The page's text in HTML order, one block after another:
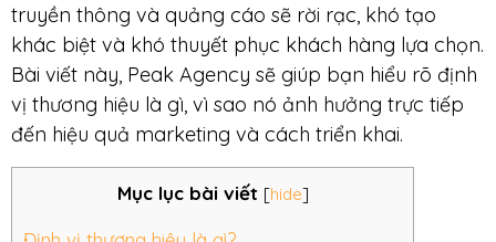
truyền thông và quảng cáo sẽ rời rạc, khó tạo
khác biệt và khó thuyết phục khách hàng lựa chọn.
Bài viết này, Peak Agency sẽ giúp bạn hiểu rõ định
vị thương hiệu là gì, vì sao nó ảnh hưởng trực tiếp
đến hiệu quả marketing và cách triển khai.
Mục lục bài viết [hide]